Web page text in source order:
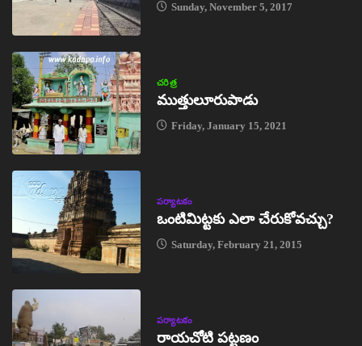
Sunday, November 5, 2017
చరిత్ర
ముత్తులూరుపాడు
Friday, January 15, 2021
పర్యాటకం
ఒంటిమిట్టకు ఎలా చేరుకోవచ్చు?
Saturday, February 21, 2015
పర్యాటకం
రాయచోటి పట్టణం